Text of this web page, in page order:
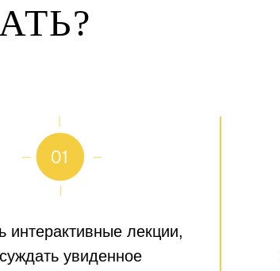
интерактивные лекции,
увиденное